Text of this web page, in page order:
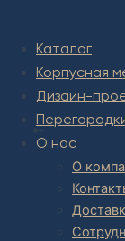
Каталог
Корпусная
Дизайн-
О нас
О
Post navigation
НАЗАД